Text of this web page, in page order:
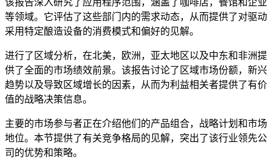
该报告深入研究了应用程序范围，涵盖了咖啡店，餐馆和企业
等领域。它评估了这些部门内的需求动态，从而提供了对驱动
采用特定酿造设备的消费模式和偏好的见解。
进行了区域分析，在北美，欧洲，亚太地区以及中东和非洲提
供了全面的市场绩效前景。该报告讨论了区域市场份额，新兴
趋势以及导致区域增长的因素，从而为利益相关者提供了有价
值的战略决策信息。
主要的市场参与者正在介绍他们的产品组合，战略计划和市场
地位。本节提供了有关竞争格局的见解，突出了该行业领先公
司的优势和策略。